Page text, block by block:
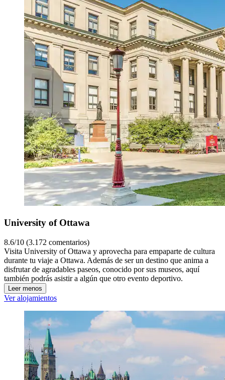
University of Ottawa
8.6/10 (3.172 comentarios)
Visita University of Ottawa y aprovecha para empaparte de cultura
durante tu viaje a Ottawa. Además de ser un destino que anima a
disfrutar de agradables paseos, conocido por sus museos, aquí
también podrás asistir a algún que otro evento deportivo.
Leer menos
Ver alojamientos